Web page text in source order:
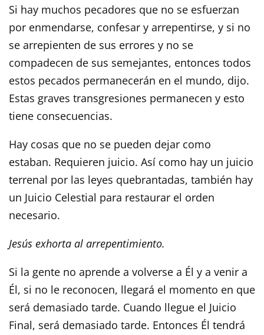
Si hay muchos pecadores que no se esfuerzan
por enmendarse, confesar y arrepentirse, y si no
se arrepienten de sus errores y no se
compadecen de sus semejantes, entonces todos
estos pecados permanecerán en el mundo, dijo.
Estas graves transgresiones permanecen y esto
tiene consecuencias.
Hay cosas que no se pueden dejar como
estaban. Requieren juicio. Así como hay un juicio
terrenal por las leyes quebrantadas, también hay
un Juicio Celestial para restaurar el orden
necesario.
Jesús exhorta al arrepentimiento.
Si la gente no aprende a volverse a Él y a venir a
Él, si no le reconocen, llegará el momento en que
será demasiado tarde. Cuando llegue el Juicio
Final, será demasiado tarde. Entonces Él tendrá